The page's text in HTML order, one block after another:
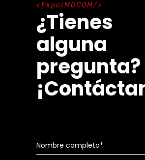
ExpoIMOCOM
¿Tienes
alguna
pregunta?